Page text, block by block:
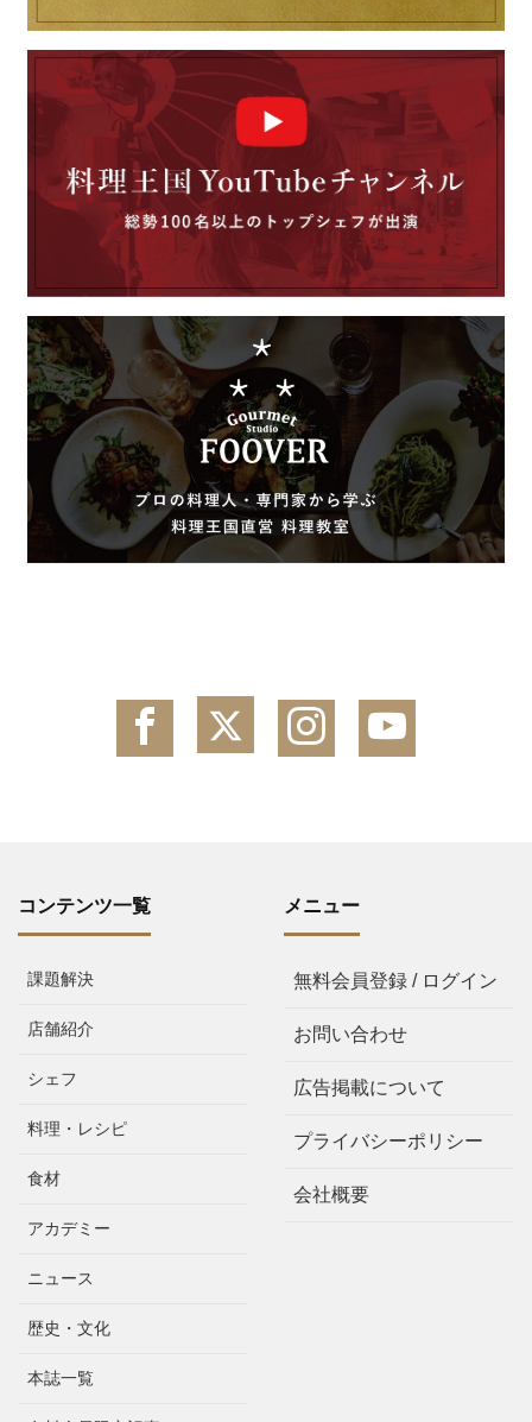
コンテンツ一覧
課題解決
店舗紹介
シェフ
料理・レシピ
食材
アカデミー
ニュース
歴史・文化
本誌一覧
メニュー
無料会員登録 / ログイン
お問い合わせ
広告掲載について
プライバシーポリシー
会社概要